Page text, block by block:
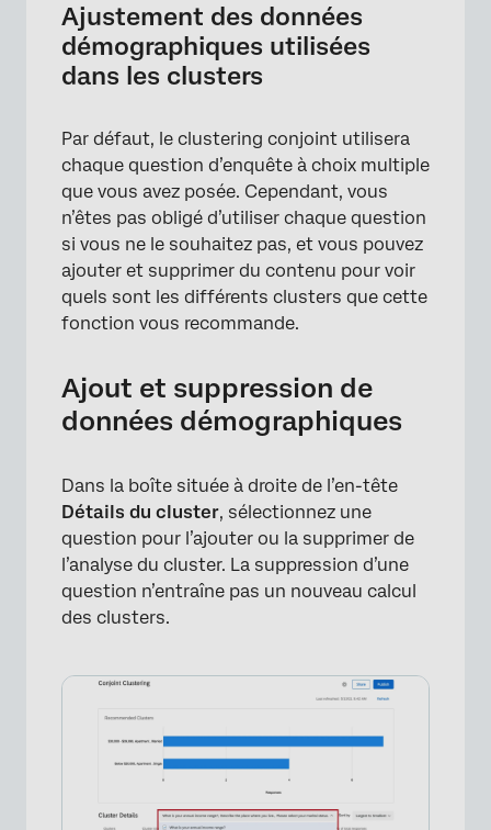
×
Ajustement des données
démographiques utilisées
dans les clusters
Par défaut, le clustering conjoint utilisera
chaque question d’enquête à choix multiple
que vous avez posée. Cependant, vous
n’êtes pas obligé d’utiliser chaque question
si vous ne le souhaitez pas, et vous pouvez
ajouter et supprimer du contenu pour voir
quels sont les différents clusters que cette
fonction vous recommande.
Ajout et suppression de
données démographiques
Dans la boîte située à droite de l’en-tête
Détails du cluster, sélectionnez une
question pour l’ajouter ou la supprimer de
l’analyse du cluster. La suppression d’une
question n’entraîne pas un nouveau calcul
des clusters.